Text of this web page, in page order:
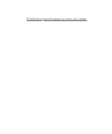
© 2025 Designed & Powered by Lime Labs Atelier